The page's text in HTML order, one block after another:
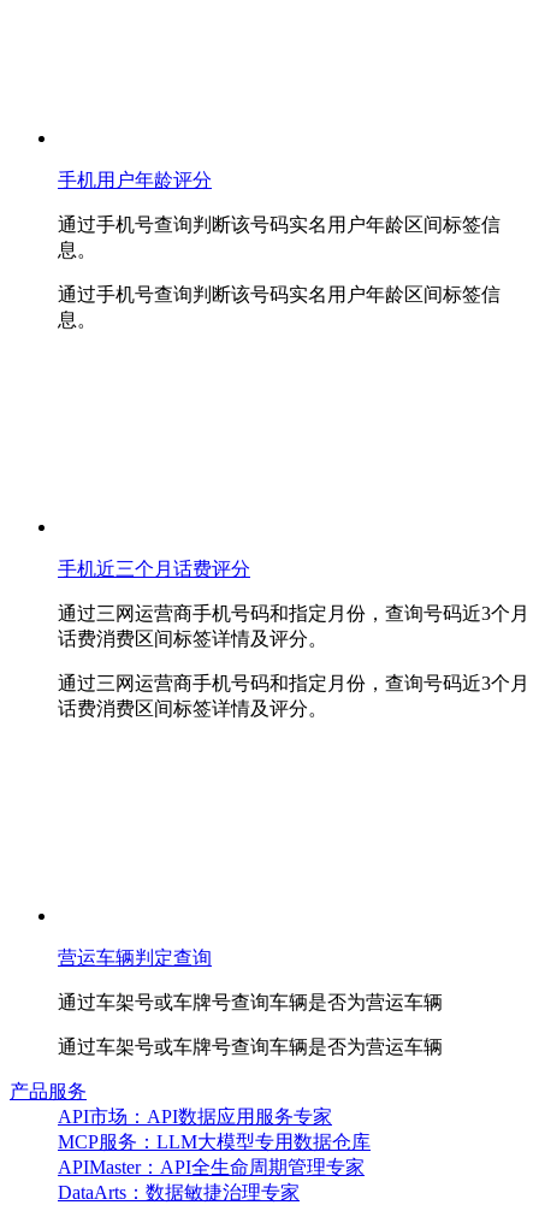
手机用户年龄评分
通过手机号查询判断该号码实名用户年龄区间标签信
息。
通过手机号查询判断该号码实名用户年龄区间标签信
息。
手机近三个月话费评分
通过三网运营商手机号码和指定月份，查询号码近3个月
话费消费区间标签详情及评分。
通过三网运营商手机号码和指定月份，查询号码近3个月
话费消费区间标签详情及评分。
营运车辆判定查询
通过车架号或车牌号查询车辆是否为营运车辆
通过车架号或车牌号查询车辆是否为营运车辆
产品服务
API市场：API数据应用服务专家
MCP服务：LLM大模型专用数据仓库
APIMaster：API全生命周期管理专家
DataArts：数据敏捷治理专家